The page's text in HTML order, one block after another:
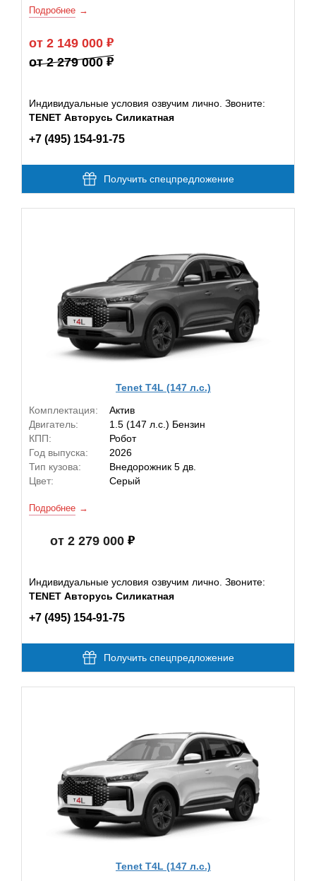
Подробнее
от 2 149 000
от 2 279 000
Индивидуальные условия озвучим лично. Звоните:
TENET Авторусь Силикатная
+7 (495) 154-91-75
Получить спецпредложение
Tenet T4L (147 л.с.)
Комплектация:
Актив
Двигатель:
1.5 (147 л.с.) Бензин
КПП:
Робот
Год выпуска:
2026
Тип кузова:
Внедорожник 5 дв.
Цвет:
Серый
Подробнее
от 2 279 000
Индивидуальные условия озвучим лично. Звоните:
TENET Авторусь Силикатная
+7 (495) 154-91-75
Получить спецпредложение
Tenet T4L (147 л.с.)